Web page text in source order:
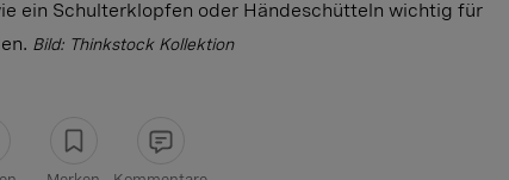
ein Schulterklopfen oder Händeschütteln wichtig für
Bild: Thinkstock Kollektion